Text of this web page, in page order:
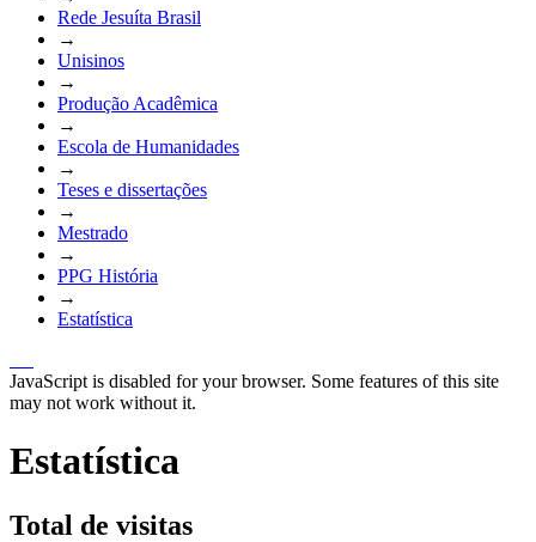
Rede Jesuíta Brasil
→
Unisinos
→
Produção Acadêmica
→
Escola de Humanidades
→
Teses e dissertações
→
Mestrado
→
PPG História
→
Estatística
JavaScript is disabled for your browser. Some features of this site
may not work without it.
Estatística
Total de visitas